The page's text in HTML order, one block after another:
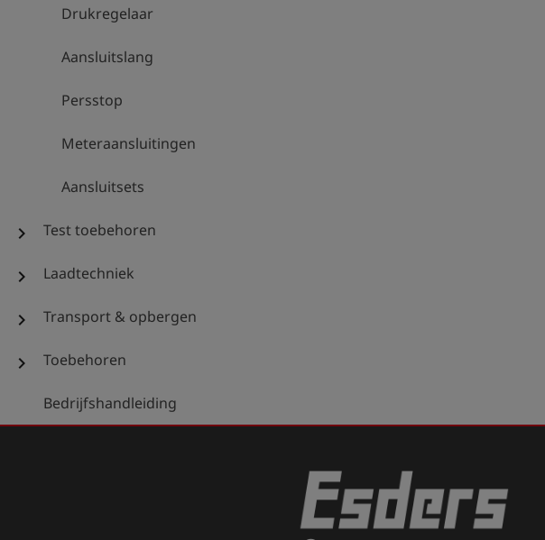
Drukregelaar
Aansluitslang
Persstop
Meteraansluitingen
Aansluitsets
chevron_right Test toebehoren
chevron_right Laadtechniek
chevron_right Transport & opbergen
chevron_right Toebehoren
Bedrijfshandleiding